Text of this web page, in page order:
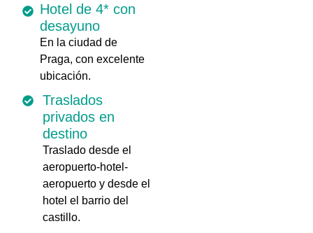
Hotel de 4* con
desayuno
En la ciudad de
Praga, con excelente
ubicación.
Traslados
privados en
destino
Traslado desde el
aeropuerto-hotel-
aeropuerto y desde el
hotel el barrio del
castillo.